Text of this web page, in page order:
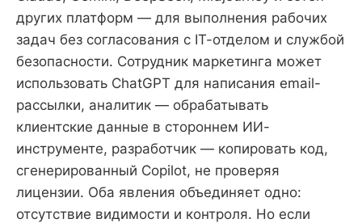
других платформ — для выполнения рабочих
задач без согласования с IT-отделом и службой
безопасности. Сотрудник маркетинга может
использовать ChatGPT для написания email-
рассылки, аналитик — обрабатывать
клиентские данные в стороннем ИИ-
инструменте, разработчик — копировать код,
сгенерированный Copilot, не проверяя
лицензии. Оба явления объединяет одно:
отсутствие видимости и контроля. Но если